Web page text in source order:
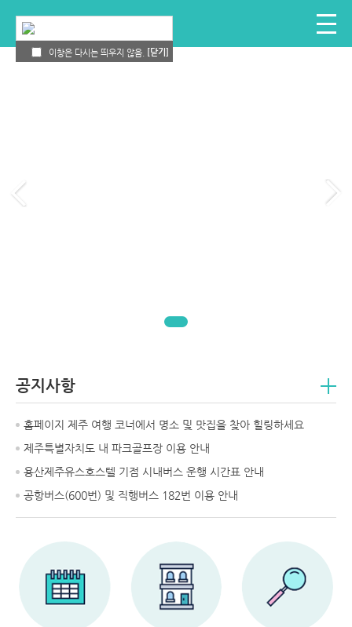
공지사항
홈페이지 제주 여행 코너에서 명소 및 맛집을 찾아 힐링하세요
제주특별자치도 내 파크골프장 이용 안내
용산제주유스호스텔 기점 시내버스 운행 시간표 안내
공항버스(600번) 및 직행버스 182번 이용 안내
오늘 하루 이창을 열지 않음. [닫기]
이창은 다시는 띄우지 않음. [닫기]